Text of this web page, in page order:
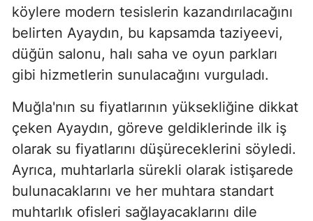
köylere modern tesislerin kazandırılacağını
belirten Ayaydın, bu kapsamda taziyeevi,
düğün salonu, halı saha ve oyun parkları
gibi hizmetlerin sunulacağını vurguladı.
Muğla'nın su fiyatlarının yüksekliğine dikkat
çeken Ayaydın, göreve geldiklerinde ilk iş
olarak su fiyatlarını düşüreceklerini söyledi.
Ayrıca, muhtarlarla sürekli olarak istişarede
bulunacaklarını ve her muhtara standart
muhtarlık ofisleri sağlayacaklarını dile